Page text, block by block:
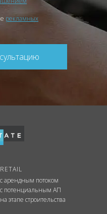
рекламных
RETAIL
с арендным потоком
с потенциальным АП
на этапе строительства